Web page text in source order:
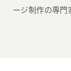
ージ制作の専門